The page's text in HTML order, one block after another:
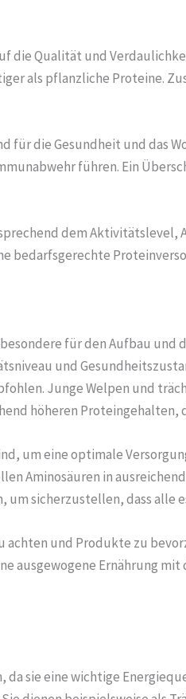
Qualität und
als pflanzliche Proteine.
die Gesundheit und das
führen. Ein
dem Aktivitätslevel,
bedarfsgerechte
für den Aufbau und
und
Junge Welpen und
höheren Proteingehalten,
um eine optimale
Aminosäuren in
sicherzustellen, dass alle
und Produkte zu
ausgewogene Ernährung
sie eine wichtige